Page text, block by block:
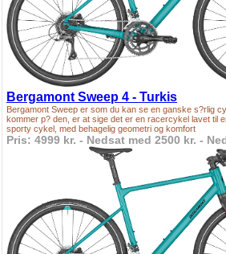
Bergamont Sweep 4 - Turkis
Bergamont Sweep er som du kan se en ganske s?rlig
kommer p? den, er at sige det er en racercykel lavet til
sporty cykel, med behagelig geometri og komfort
Pris: 4999 kr. - Nedsat med 2500 kr. -